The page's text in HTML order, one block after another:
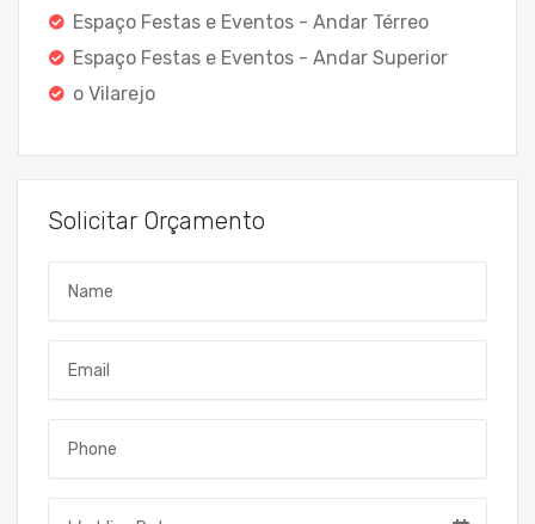
Espaço Festas e Eventos - Andar Térreo
Espaço Festas e Eventos - Andar Superior
o Vilarejo
Solicitar Orçamento
Name
Email
Telefone
Data do Evento